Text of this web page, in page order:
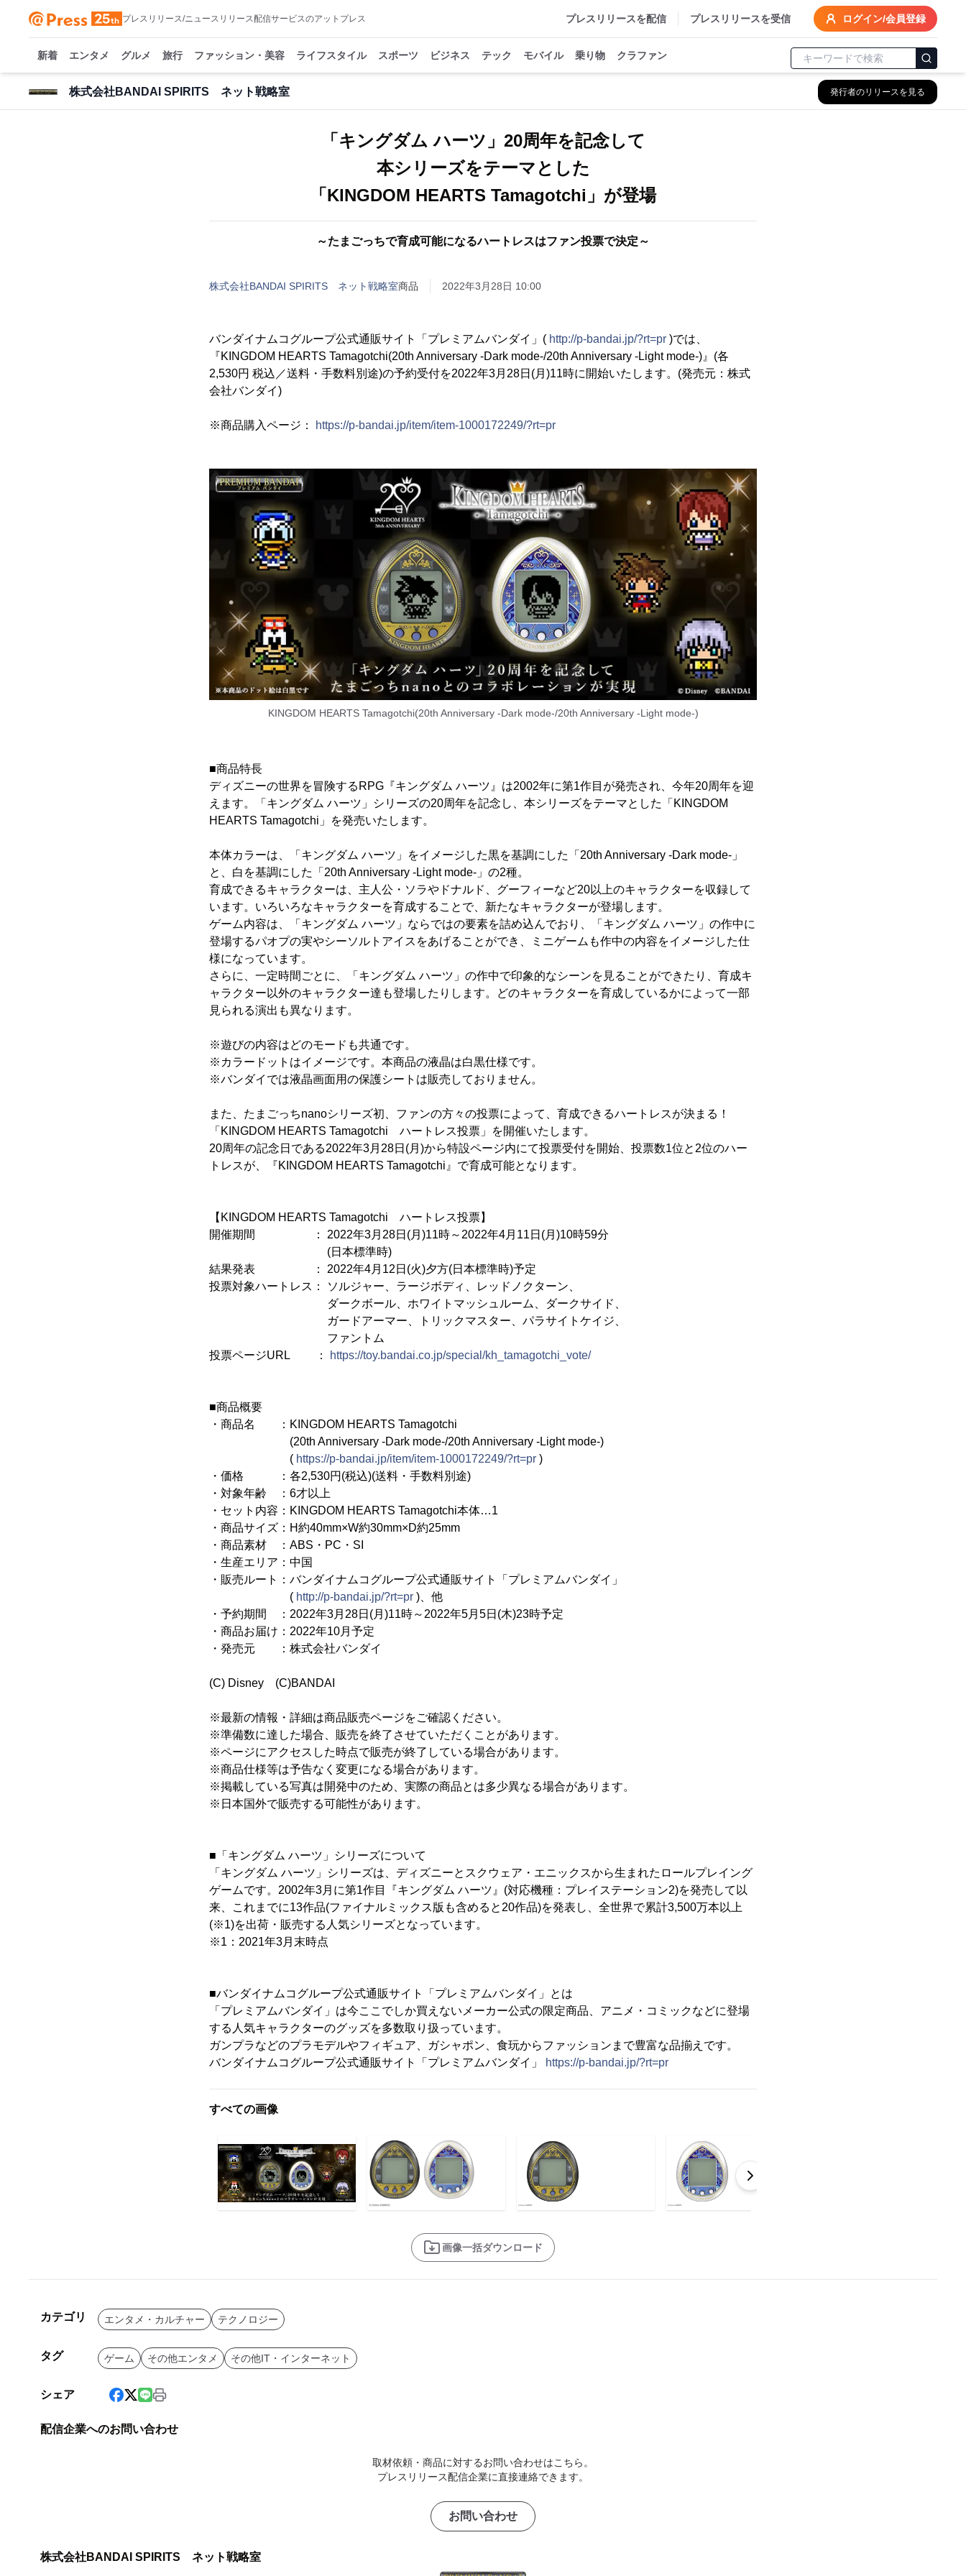
プレスリリース/ニュースリリース配信サービスのアットプレス プレスリリースを配信 プレスリリースを受信 ログイン/会員登録
新着 エンタメ グルメ 旅行 ファッション・美容 ライフスタイル スポーツ ビジネス テック モバイル 乗り物 クラファン
株式会社BANDAI SPIRITS ネット戦略室 発行者のリリースを見る
「キングダム ハーツ」20周年を記念して
本シリーズをテーマとした
「KINGDOM HEARTS Tamagotchi」が登場
～たまごっちで育成可能になるハートレスはファン投票で決定～
株式会社BANDAI SPIRITS ネット戦略室商品 2022年3月28日 10:00
バンダイナムコグループ公式通販サイト「プレミアムバンダイ」( http://p-bandai.jp/?rt=pr )では、
『KINGDOM HEARTS Tamagotchi(20th Anniversary -Dark mode-/20th Anniversary -Light mode-)』(各
2,530円 税込／送料・手数料別途)の予約受付を2022年3月28日(月)11時に開始いたします。(発売元：株式
会社バンダイ)
※商品購入ページ： https://p-bandai.jp/item/item-1000172249/?rt=pr
KINGDOM HEARTS Tamagotchi(20th Anniversary -Dark mode-/20th Anniversary -Light mode-)
■商品特長
ディズニーの世界を冒険するRPG『キングダム ハーツ』は2002年に第1作目が発売され、今年20周年を迎
えます。「キングダム ハーツ」シリーズの20周年を記念し、本シリーズをテーマとした「KINGDOM
HEARTS Tamagotchi」を発売いたします。
本体カラーは、「キングダム ハーツ」をイメージした黒を基調にした「20th Anniversary -Dark mode-」
と、白を基調にした「20th Anniversary -Light mode-」の2種。
育成できるキャラクターは、主人公・ソラやドナルド、グーフィーなど20以上のキャラクターを収録して
います。いろいろなキャラクターを育成することで、新たなキャラクターが登場します。
ゲーム内容は、「キングダム ハーツ」ならではの要素を詰め込んでおり、「キングダム ハーツ」の作中に
登場するパオプの実やシーソルトアイスをあげることができ、ミニゲームも作中の内容をイメージした仕
様になっています。
さらに、一定時間ごとに、「キングダム ハーツ」の作中で印象的なシーンを見ることができたり、育成キ
ャラクター以外のキャラクター達も登場したりします。どのキャラクターを育成しているかによって一部
見られる演出も異なります。
※遊びの内容はどのモードも共通です。
※カラードットはイメージです。本商品の液晶は白黒仕様です。
※バンダイでは液晶画面用の保護シートは販売しておりません。
また、たまごっちnanoシリーズ初、ファンの方々の投票によって、育成できるハートレスが決まる！
「KINGDOM HEARTS Tamagotchi ハートレス投票」を開催いたします。
20周年の記念日である2022年3月28日(月)から特設ページ内にて投票受付を開始、投票数1位と2位のハー
トレスが、『KINGDOM HEARTS Tamagotchi』で育成可能となります。
【KINGDOM HEARTS Tamagotchi ハートレス投票】
開催期間 ： 2022年3月28日(月)11時～2022年4月11日(月)10時59分
(日本標準時)
結果発表 ： 2022年4月12日(火)夕方(日本標準時)予定
投票対象ハートレス： ソルジャー、ラージボディ、レッドノクターン、
ダークボール、ホワイトマッシュルーム、ダークサイド、
ガードアーマー、トリックマスター、パラサイトケイジ、
ファントム
投票ページURL ：
https://toy.bandai.co.jp/special/kh_tamagotchi_vote/
■商品概要
・商品名 ：KINGDOM HEARTS Tamagotchi
(20th Anniversary -Dark mode-/20th Anniversary -Light mode-)
( https://p-bandai.jp/item/item-1000172249/?rt=pr )
・価格 ：各2,530円(税込)(送料・手数料別途)
・対象年齢 ：6才以上
・セット内容：KINGDOM HEARTS Tamagotchi本体…1
・商品サイズ：H約40mm×W約30mm×D約25mm
・商品素材 ：ABS・PC・SI
・生産エリア：中国
・販売ルート：バンダイナムコグループ公式通販サイト「プレミアムバンダイ」
( http://p-bandai.jp/?rt=pr )、他
・予約期間 ：2022年3月28日(月)11時～2022年5月5日(木)23時予定
・商品お届け：2022年10月予定
・発売元 ：株式会社バンダイ
(C) Disney (C)BANDAI
※最新の情報・詳細は商品販売ページをご確認ください。
※準備数に達した場合、販売を終了させていただくことがあります。
※ページにアクセスした時点で販売が終了している場合があります。
※商品仕様等は予告なく変更になる場合があります。
※掲載している写真は開発中のため、実際の商品とは多少異なる場合があります。
※日本国外で販売する可能性があります。
■「キングダム ハーツ」シリーズについて
「キングダム ハーツ」シリーズは、ディズニーとスクウェア・エニックスから生まれたロールプレイング
ゲームです。2002年3月に第1作目『キングダム ハーツ』(対応機種：プレイステーション2)を発売して以
来、これまでに13作品(ファイナルミックス版も含めると20作品)を発表し、全世界で累計3,500万本以上
(※1)を出荷・販売する人気シリーズとなっています。
※1：2021年3月末時点
■バンダイナムコグループ公式通販サイト「プレミアムバンダイ」とは
「プレミアムバンダイ」は今ここでしか買えないメーカー公式の限定商品、アニメ・コミックなどに登場
する人気キャラクターのグッズを多数取り扱っています。
ガンプラなどのプラモデルやフィギュア、ガシャポン、食玩からファッションまで豊富な品揃えです。
バンダイナムコグループ公式通販サイト「プレミアムバンダイ」
https://p-bandai.jp/?rt=pr
すべての画像
画像一括ダウンロード
カテゴリ エンタメ・カルチャー テクノロジー
タグ ゲーム その他エンタメ その他IT・インターネット
シェア
配信企業へのお問い合わせ
取材依頼・商品に対するお問い合わせはこちら。
プレスリリース配信企業に直接連絡できます。
お問い合わせ
株式会社BANDAI SPIRITS ネット戦略室